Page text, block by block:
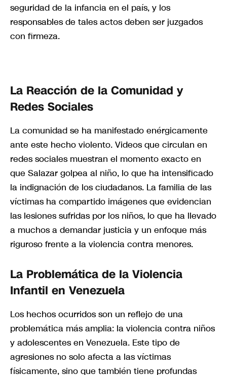
seguridad de la infancia en el país, y los
responsables de tales actos deben ser juzgados
con firmeza.
La Reacción de la Comunidad y
Redes Sociales
La comunidad se ha manifestado enérgicamente
ante este hecho violento. Videos que circulan en
redes sociales muestran el momento exacto en
que Salazar golpea al niño, lo que ha intensificado
la indignación de los ciudadanos. La familia de las
víctimas ha compartido imágenes que evidencian
las lesiones sufridas por los niños, lo que ha llevado
a muchos a demandar justicia y un enfoque más
riguroso frente a la violencia contra menores.
La Problemática de la Violencia
Infantil en Venezuela
Los hechos ocurridos son un reflejo de una
problemática más amplia: la violencia contra niños
y adolescentes en Venezuela. Este tipo de
agresiones no solo afecta a las víctimas
físicamente, sino que también tiene profundas